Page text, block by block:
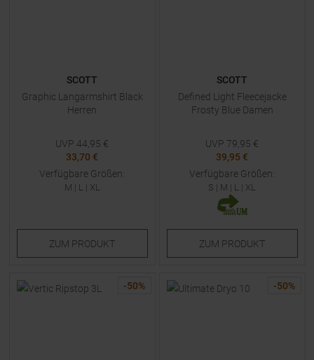
SCOTT
Graphic Langarmshirt Black
Herren
UVP 44,95 €
33,70 €
Verfügbare Größen:
M | L | XL
ZUM PRODUKT
SCOTT
Defined Light Fleecejacke
Frosty Blue Damen
UVP 79,95 €
39,95 €
Verfügbare Größen:
S | M | L | XL
ZUM PRODUKT
-50% -50%